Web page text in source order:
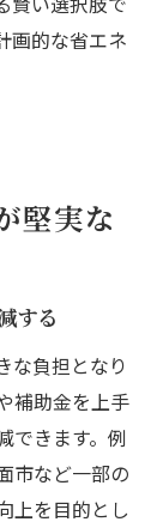
画的な省エネ
堅実な
する
な負担となり
補助金を上手
できます。例
市など一部の
上を目的とし